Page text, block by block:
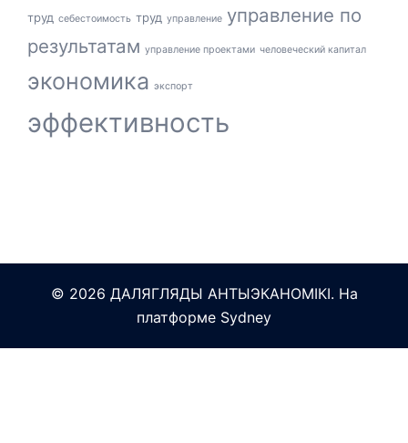
труд себестоимость труд управление управление по
результатам управление проектами человеческий капитал
экономика экспорт
эффективность
© 2026 ДАЛЯГЛЯДЫ АНТЫЭКАНОМІКІ. На
платформе Sydney